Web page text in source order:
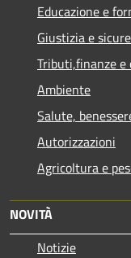
Educazione e
Giustizia e
Tributi,finanze
Ambiente
Salute,
Autorizzazioni
Agricoltura e
NOVITÀ
Notizie